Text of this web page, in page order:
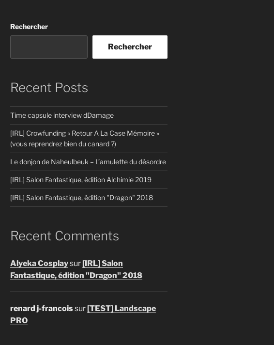
Rechercher
Rechercher
Recent Posts
Time capsule interview dDamage
[IRL] Crowfunding « Retour A La Case Mémoire »
(vous reprendrez bien du canard ?)
Le donjon de Naheulbeuk – L’amulette du désordre
[IRL] Salon Fantastique, édition Alchimie 2019
[IRL] Salon Fantastique, édition "Dragon" 2018
Recent Comments
Alyeka Cosplaysur [IRL] Salon
Fantastique, édition "Dragon" 2018
renard j-francoissur [TEST] Landscape
PRO